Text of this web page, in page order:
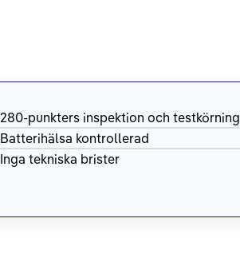
280-punkters inspektion och testkörning
Batterihälsa kontrollerad
Inga tekniska brister